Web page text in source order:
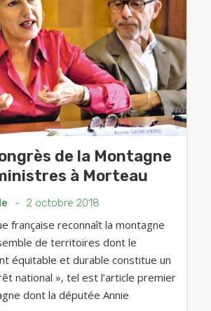
de la Montagne
à Morteau
- 2 octobre 2018
française reconnaît la montagne
de territoires dont le
équitable et durable constitue un
national », tel est l’article premier
dont la députée Annie